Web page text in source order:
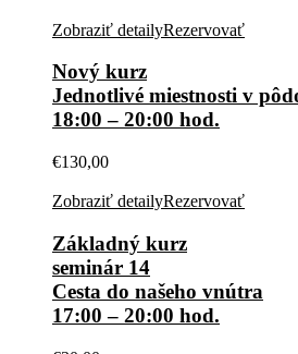
Zobraziť detailyRezervovať
Nový kurz
Jednotlivé miestnosti v
18:00 – 20:00 hod.
€130,00
Zobraziť detailyRezervovať
Základný kurz
seminár 14
Cesta do našeho vnútra
17:00 – 20:00 hod.